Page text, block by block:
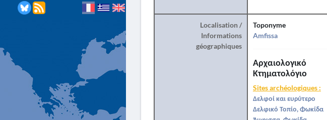
Localisation /
Informations
géographiques
Toponyme
Amfissa
Αρχαιολογικό
Κτηματολόγιο
Sites archéologiques :
Δελφοί και ευρύτερο
Δελφικό Τοπίο, Φωκίδα